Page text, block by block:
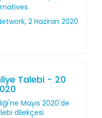
2 Haziran 2020
Talebi - 20
Mayıs 2020'de
dilekçesi